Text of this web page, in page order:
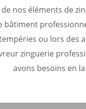
nos éléments de
ou lors des
zinguerie
avons besoins en